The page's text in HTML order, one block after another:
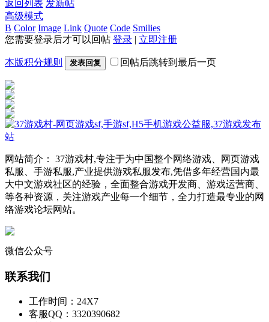
返回列表 发新帖
高级模式
B Color Image Link Quote Code Smilies
您需要登录后才可以回帖 登录 | 立即注册
本版积分规则 发表回复 回帖后跳转到最后一页
网站简介： 37游戏村,专注于为中国整个网络游戏、网页游戏
私服、手游私服,产业提供游戏私服发布,凭借多年经营国内最
大中文游戏社区的经验，全面整合游戏开发商、游戏运营商、
等各种资源，关注游戏产业每一个细节，全力打造最专业的网
络游戏论坛网站。
微信公众号
联系我们
工作时间：24X7
客服QQ：3320390682